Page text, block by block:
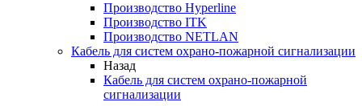
Производство Hyperline
Производство ITK
Производство NETLAN
Кабель для систем охрано-пожарной сигнализации
Назад
Кабель для систем охрано-пожарной
сигнализации